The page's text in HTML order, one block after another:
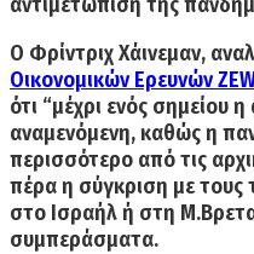
Ο Φρίντριχ Χάινεμαν,
Οικονομικών Ερευνών
ότι “μέχρι ενός σημείου
αναμενόμενη, καθώς η
περισσότερο από τις
πέρα η σύγκριση με τους
στο Ισραήλ ή στη
συμπεράσματα.